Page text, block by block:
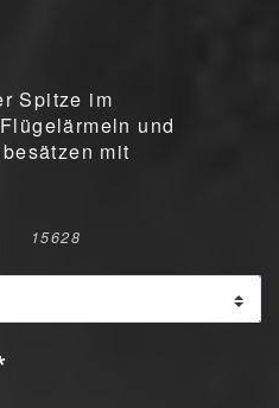
Spitze im
und
mit
15628